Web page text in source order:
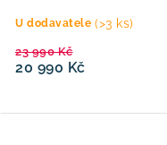
U dodavatele (>3 ks)
20 990 Kč
23 990 Kč